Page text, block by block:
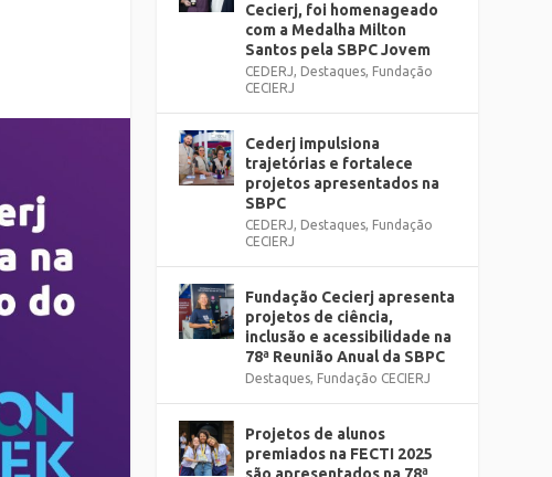
Cecierj, foi homenageado
com a Medalha Milton
Santos pela SBPC Jovem
CEDERJ, Destaques, Fundação
CECIERJ
Cederj impulsiona
trajetórias e fortalece
projetos apresentados na
SBPC
CEDERJ, Destaques, Fundação
CECIERJ
Fundação Cecierj apresenta
projetos de ciência,
inclusão e acessibilidade na
78ª Reunião Anual da SBPC
Destaques, Fundação CECIERJ
Projetos de alunos
premiados na FECTI 2025